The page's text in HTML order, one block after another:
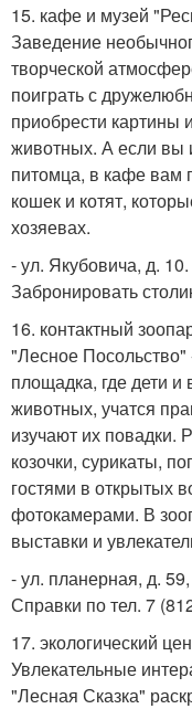
15. кафе и музей
Заведение
творческой
поиграть с
приобрести картины
животных. А если вы
питомца, в кафе вам
кошек и котят,
хозяевах.
- ул. Якубовича, д. 10.
Забронировать
16. контактный
"Лесное Посольство"
площадка, где дети
животных, учатся
изучают их повадки.
козочки, сурикаты,
гостями в открытых
фотокамерами. В
выставки и
- ул. планерная, д.
Справки по тел. 7
17. экологический
Увлекательные
"Лесная Сказка"